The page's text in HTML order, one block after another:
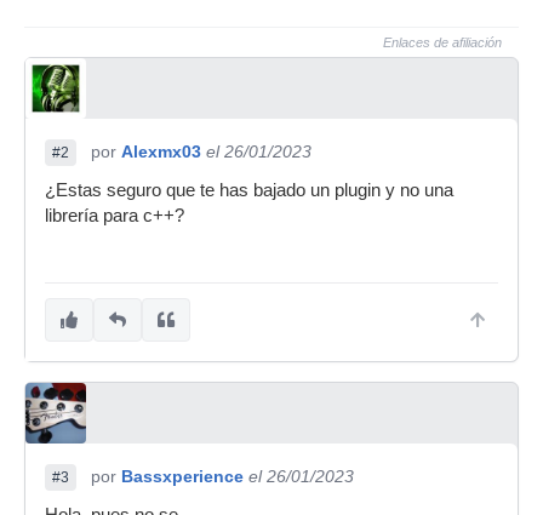
Enlaces de afiliación
#2 por Alexmx03 el 26/01/2023
¿Estas seguro que te has bajado un plugin y no una
librería para c++?
#3 por Bassxperience el 26/01/2023